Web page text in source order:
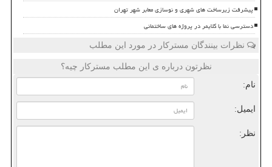
پیشرفت زیرساخت های شهری و نوسازی معابر شهر تهران
دسترسی نما با کلایمر در پروژه های ساختمانی
نظرات بینندگان مسترکار در مورد این مطلب
نظرتون درباره ی این مطلب مسترکار چیه؟
نام:
ایمیل:
نظر: